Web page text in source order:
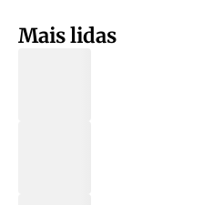
Mais lidas